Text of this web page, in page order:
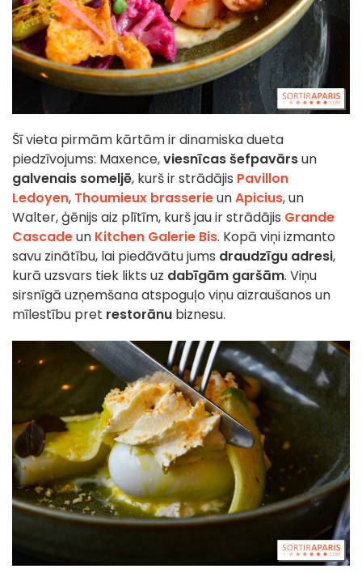
Šī vieta pirmām kārtām ir dinamiska dueta
piedzīvojums: Maxence,viesnīcas šefpavārsun
galvenais someljē, kurš ir strādājis Pavillon
Ledoyen, Thoumieux brasserieunApicius, un
Walter, ģēnijs aiz plītīm, kurš jau ir strādājis Grande
Cascadeun Kitchen Galerie Bis. Kopā viņi izmanto
savu zinātību, lai piedāvātu jums draudzīgu adresi,
kurā uzsvars tiek likts uz dabīgām garšām. Viņu
sirsnīgā uzņemšana atspoguļo viņu aizraušanos un
mīlestību pret restorānu biznesu.